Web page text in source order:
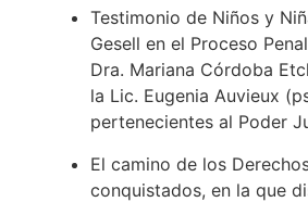
Testimonio de Niños y
Gesell en el Proceso
Dra. Mariana Córdoba
la Lic. Eugenia Auvieux
pertenecientes al Poder
El camino de los
conquistados, en la que